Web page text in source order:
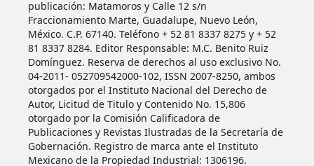
publicación: Matamoros y Calle 12 s/n
Fraccionamiento Marte, Guadalupe, Nuevo León,
México. C.P. 67140. Teléfono + 52 81 8337 8275 y + 52
81 8337 8284. Editor Responsable: M.C. Benito Ruiz
Domínguez. Reserva de derechos al uso exclusivo No.
04-2011- 052709542000-102, ISSN 2007-8250, ambos
otorgados por el Instituto Nacional del Derecho de
Autor, Licitud de Titulo y Contenido No. 15,806
otorgado por la Comisión Calificadora de
Publicaciones y Revistas Ilustradas de la Secretaría de
Gobernación. Registro de marca ante el Instituto
Mexicano de la Propiedad Industrial: 1306196.